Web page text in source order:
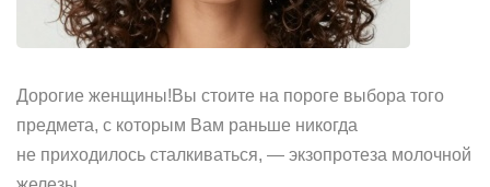
Дорогие женщины!Вы стоите на пороге выбора того
предмета, с которым Вам раньше никогда
не приходилось сталкиваться, — экзопротеза молочной